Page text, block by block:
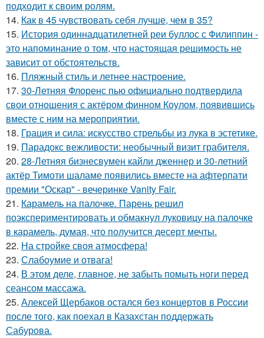
подходит к своим ролям.
14. Как в 45 чувствовать себя лучше, чем в 35?
15. История одиннадцатилетней реи буллос с Филиппин -
это напоминание о том, что настоящая решимость не
зависит от обстоятельств.
16. Пляжный стиль и летнее настроение.
17. 30-Летняя Флоренс пью официально подтвердила
свои отношения с актёром финном Коулом, появившись
вместе с ним на мероприятии.
18. Грация и сила: искусство стрельбы из лука в эстетике.
19. Парадокс вежливости: необычный визит грабителя.
20. 28-Летняя бизнесвумен кайли дженнер и 30-летний
актёр Тимоти шаламе появились вместе на афтерпати
премии "Оскар" - вечеринке Vanity Fair.
21. Карамель на палочке. Парень решил
поэкспериментировать и обмакнул луковицу на палочке
в карамель, думая, что получится десерт мечты.
22. На стройке своя атмосфера!
23. Слабоумие и отвага!
24. В этом деле, главное, не забыть помыть ноги перед
сеансом массажа.
25. Алексей Щербаков остался без концертов в России
после того, как поехал в Казахстан поддержать
Сабурова.